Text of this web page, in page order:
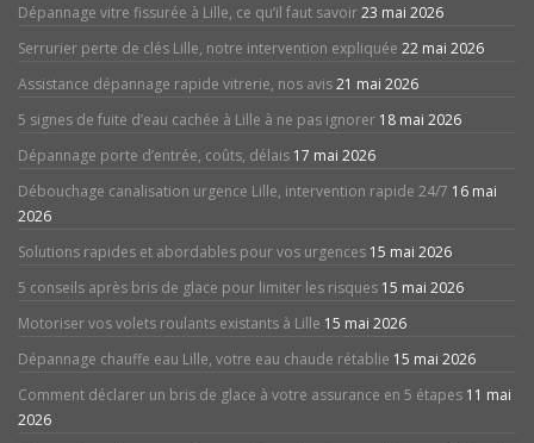
Dépannage vitre fissurée à Lille, ce qu’il faut savoir23 mai 2026
Serrurier perte de clés Lille, notre intervention expliquée 22 mai 2026
Assistance dépannage rapide vitrerie, nos avis21 mai 2026
5 signes de fuite d’eau cachée à Lille à ne pas ignorer 18 mai 2026
Dépannage porte d’entrée, coûts, délais 17 mai 2026
Débouchage canalisation urgence Lille, intervention rapide 24/7 16 mai
2026
Solutions rapides et abordables pour vos urgences 15 mai 2026
5 conseils après bris de glace pour limiter les risques 15 mai 2026
Motoriser vos volets roulants existants à Lille 15 mai 2026
Dépannage chauffe eau Lille, votre eau chaude rétablie 15 mai 2026
Comment déclarer un bris de glace à votre assurance en 5 étapes 11 mai
2026